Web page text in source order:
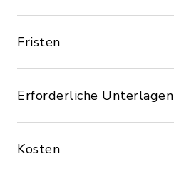
Fristen
Erforderliche Unterlagen
Kosten